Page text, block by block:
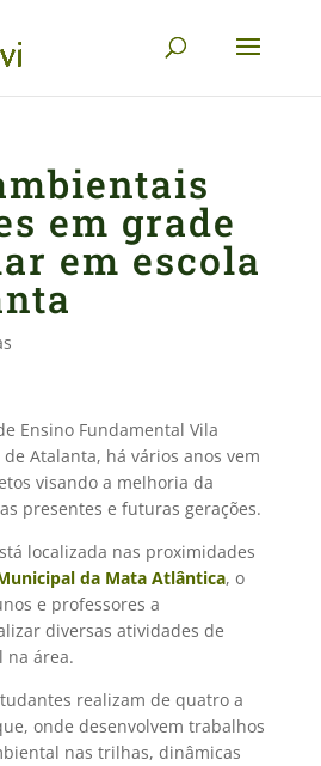
em grade
em escola
Ensino Fundamental Vila
Atalanta, há vários anos vem
visando a melhoria da
presentes e futuras gerações.
localizada nas proximidades
da Mata Atlântica, o
e professores a
diversas atividades de
na área.
realizam de quatro a
onde desenvolvem trabalhos
nas trilhas, dinâmicas